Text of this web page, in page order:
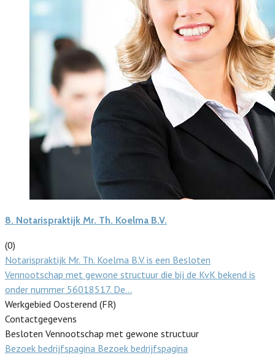
8. Notarispraktijk Mr. Th. Koelma B.V.
(0)
Notarispraktijk Mr. Th. Koelma B.V. is een Besloten
Vennootschap met gewone structuur die bij de KvK bekend is
onder nummer 56018517. De…
Werkgebied Oosterend (FR)
Contactgegevens
Besloten Vennootschap met gewone structuur
Bezoek bedrijfspagina Bezoek bedrijfspagina